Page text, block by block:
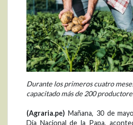
Durante los primeros cuatro
capacitado más de 200
(Agraria.pe) Mañana, 30 de
Día Nacional de la Papa,